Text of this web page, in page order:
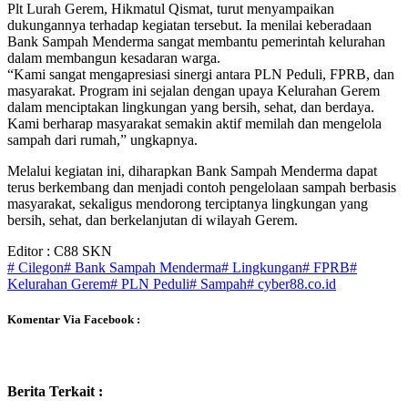
Plt Lurah Gerem, Hikmatul Qismat, turut menyampaikan
dukungannya terhadap kegiatan tersebut. Ia menilai keberadaan
Bank Sampah Menderma sangat membantu pemerintah kelurahan
dalam membangun kesadaran warga.
“Kami sangat mengapresiasi sinergi antara PLN Peduli, FPRB, dan
masyarakat. Program ini sejalan dengan upaya Kelurahan Gerem
dalam menciptakan lingkungan yang bersih, sehat, dan berdaya.
Kami berharap masyarakat semakin aktif memilah dan mengelola
sampah dari rumah,” ungkapnya.
Melalui kegiatan ini, diharapkan Bank Sampah Menderma dapat
terus berkembang dan menjadi contoh pengelolaan sampah berbasis
masyarakat, sekaligus mendorong terciptanya lingkungan yang
bersih, sehat, dan berkelanjutan di wilayah Gerem.
Editor : C88 SKN
# Cilegon# Bank Sampah Menderma# Lingkungan# FPRB#
Kelurahan Gerem# PLN Peduli# Sampah# cyber88.co.id
Komentar Via Facebook :
Berita Terkait :